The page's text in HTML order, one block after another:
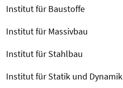
Institut für Baustoffe
Institut für Massivbau
Institut für Stahlbau
Institut für Statik und Dynamik